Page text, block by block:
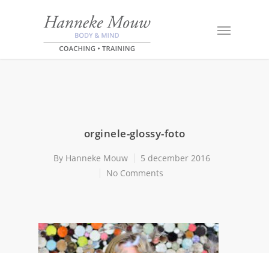
orginele-glossy-foto
By Hanneke Mouw
5 december 2016
No Comments